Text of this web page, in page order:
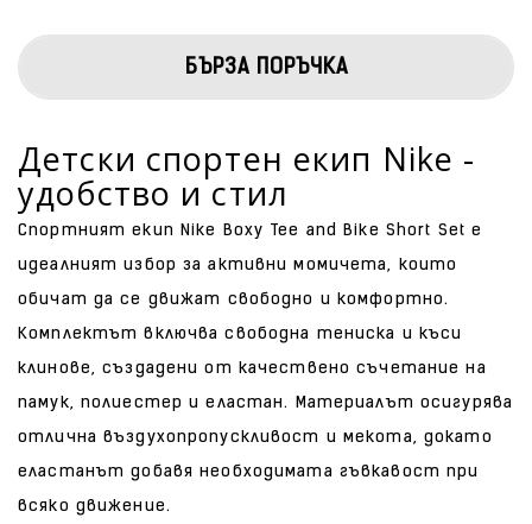
БЪРЗА ПОРЪЧКА
Детски спортен екип Nike -
удобство и стил
Спортният екип Nike Boxy Tee and Bike Short Set е
идеалният избор за активни момичета, които
обичат да се движат свободно и комфортно.
Комплектът включва свободна тениска и къси
клинове, създадени от качествено съчетание на
памук, полиестер и еластан. Материалът осигурява
отлична въздухопропускливост и мекота, докато
еластанът добавя необходимата гъвкавост при
всяко движение.